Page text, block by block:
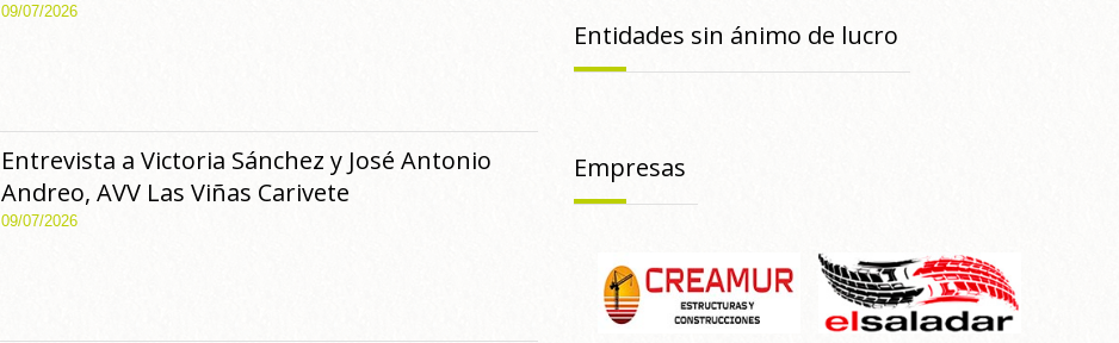
09/07/2026
Entrevista a Victoria Sánchez y José Antonio
Andreo, AVV Las Viñas Carivete
09/07/2026
Entidades sin ánimo de lucro
Empresas